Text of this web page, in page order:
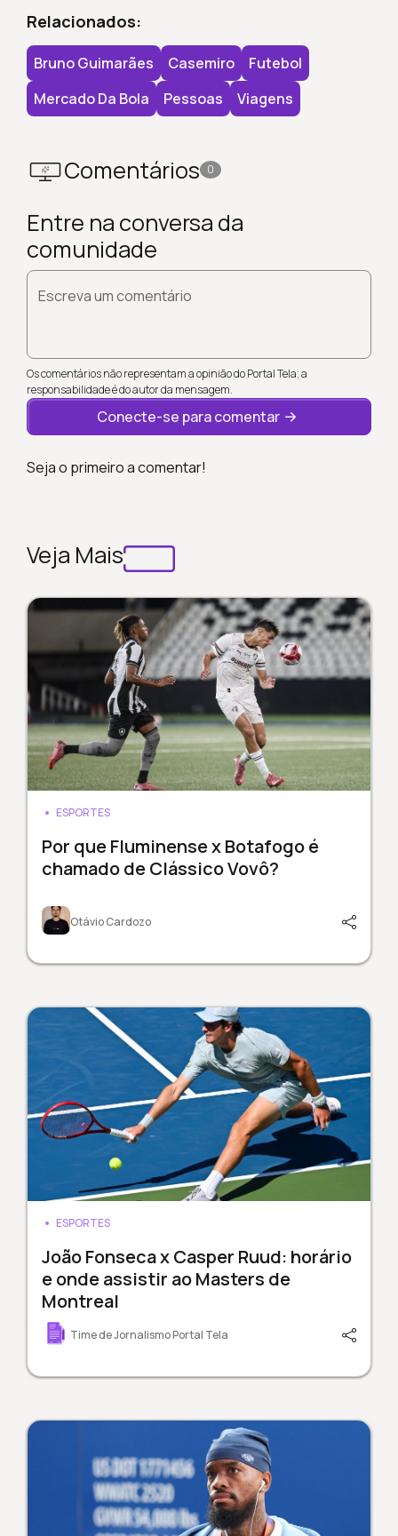
Relacionados:
Bruno Guimarães Casemiro
Futebol
Mercado Da Bola
Pessoas Viagens
Comentários 0
Entre na conversa da
comunidade
Escreva um comentário
Os comentários não representam a opinião do Portal Tela; a
responsabilidade é do autor da mensagem.
Conecte-se para comentar
Seja o primeiro a comentar!
Veja Mais
ESPORTES
Por que Fluminense x Botafogo é
chamado de Clássico Vovô?
Otávio Cardozo
ESPORTES
João Fonseca x Casper Ruud: horário
e onde assistir ao Masters de
Montreal
Time de Jornalismo Portal Tela